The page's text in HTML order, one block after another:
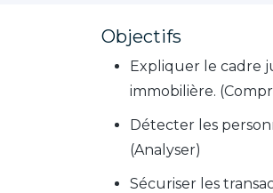
Objectifs
Expliquer le cadre
immobilière.
Détecter les
(Analyser)
Sécuriser les